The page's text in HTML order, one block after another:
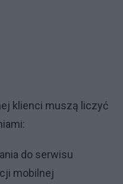
klienci muszą liczyć
do serwisu
mobilnej